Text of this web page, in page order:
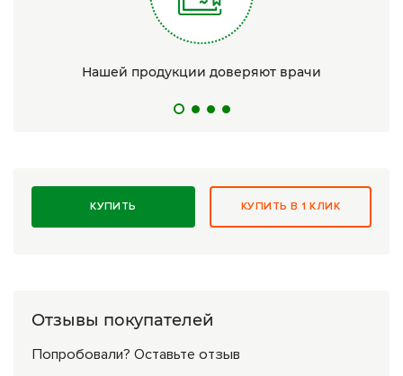
Нашей продукции доверяют врачи
КУПИТЬ КУПИТЬ В 1 КЛИК
Отзывы покупателей
Попробовали? Оставьте отзыв